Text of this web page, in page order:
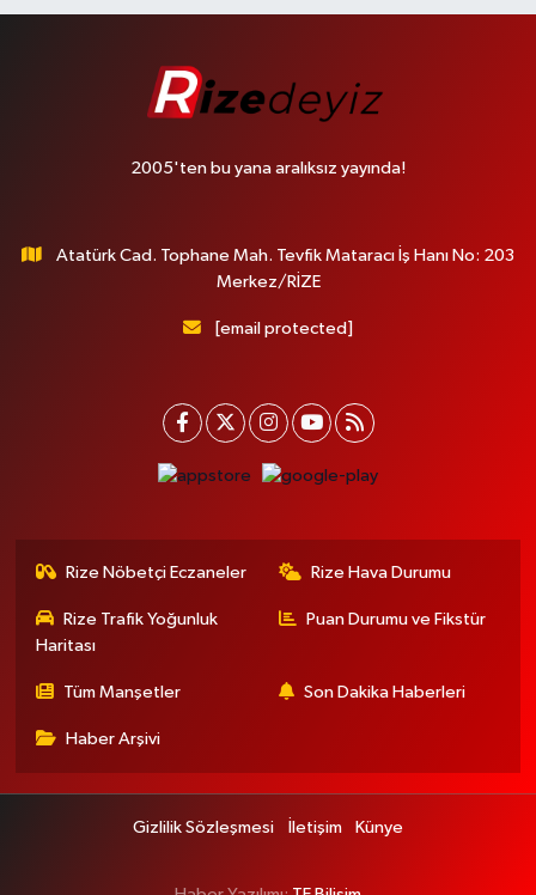
2005'ten bu yana aralıksız yayında!
Atatürk Cad. Tophane Mah. Tevfik Mataracı İş Hanı No: 203
Merkez/RİZE
[email protected]
Rize Nöbetçi Eczaneler Rize Hava Durumu
Rize Trafik Yoğunluk
Haritası
Puan Durumu ve Fikstür
Tüm Manşetler Son Dakika Haberleri
Haber Arşivi
Gizlilik Sözleşmesi İletişim Künye